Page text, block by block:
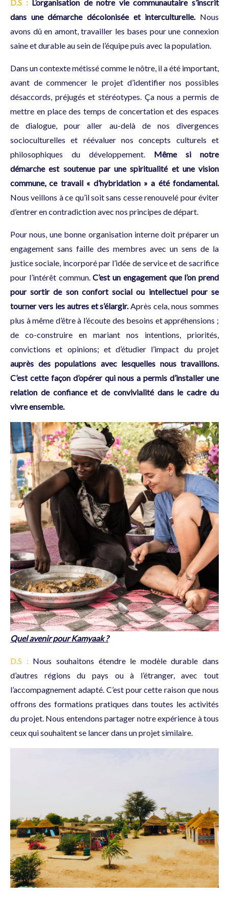
D.S :L’organisation de notre vie communautaire s’inscrit
dans une démarche décolonisée et interculturelle. Nous
avons dû en amont, travailler les bases pour une connexion
saine et durable au sein de l’équipe puis avec la population.
Dans un contexte métissé comme le nôtre, il a été important,
avant de commencer le projet d’identifier nos possibles
désaccords, préjugés et stéréotypes. Ça nous a permis de
mettre en place des temps de concertation et des espaces
de dialogue, pour aller au-delà de nos divergences
socioculturelles et réévaluer nos concepts culturels et
philosophiques du développement. Même si notre
démarche est soutenue par une spiritualité et une vision
commune, ce travail « d’hybridation » a été fondamental.
Nous veillons à ce qu’il soit sans cesse renouvelé pour éviter
d’entrer en contradiction avec nos principes de départ.
Pour nous, une bonne organisation interne doit préparer un
engagement sans faille des membres avec un sens de la
justice sociale, incorporé par l’idée de service et de sacrifice
pour l’intérêt commun.C’est un engagement que l’on prend
pour sortir de son confort social ou intellectuel pour se
tourner vers les autres et s’élargir.Après cela, nous sommes
plus à même d’être à l’écoute des besoins et appréhensions ;
de co-construire en mariant nos intentions, priorités,
convictions et opinions; et d’étudier l’impact du projet
auprès des populations avec lesquelles nous travaillons.
C’est cette façon d’opérer qui nous a permis d’installer une
relation de confiance et de convivialité dans le cadre du
vivre ensemble.
Quel avenir pour Kamyaak ?
D.S : Nous souhaitons étendre le modèle durable dans
d’autres régions du pays ou à l’étranger, avec tout
l’accompagnement adapté. C’est pour cette raison que nous
offrons des formations pratiques dans toutes les activités
du projet. Nous entendons partager notre expérience à tous
ceux qui souhaitent se lancer dans un projet similaire.